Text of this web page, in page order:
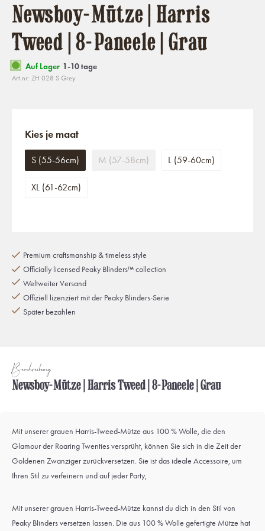
Newsboy-Mütze | Harris
Tweed | 8-Paneele | Grau
Auf Lager 1-10 tage
Art.nr: ZH 028 S Grey
Kies je maat
S (55-56cm) M (57-58cm) L (59-60cm)
XL (61-62cm)
Premium craftsmanship & timeless style
Officially licensed Peaky Blinders™ collection
Weltweiter Versand
Offiziell lizenziert mit der Peaky Blinders-Serie
Später bezahlen
Beschreibung
Newsboy-Mütze | Harris Tweed | 8-Paneele | Grau
Mit unserer grauen Harris-Tweed-Mütze aus 100 % Wolle, die den
Glamour der Roaring Twenties versprüht, können Sie sich in die Zeit der
Goldenen Zwanziger zurückversetzen. Sie ist das ideale Accessoire, um
Ihren Stil zu verfeinern und auf jeder Party,
Mit unserer grauen Harris-Tweed-Mütze kannst du dich in den Stil von
Peaky Blinders versetzen lassen. Die aus 100 % Wolle gefertigte Mütze hat